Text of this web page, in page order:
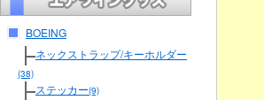
BOEING
ネックストラップ/キーホルダー
(38)
ステッカー(9)